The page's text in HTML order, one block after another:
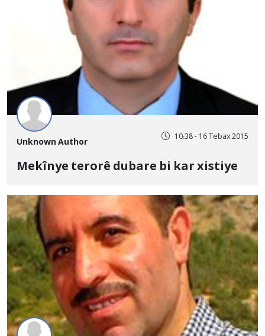
Unknown Author
10:38 - 16 Tebax 2015
Mekînye terorê dubare bi kar xistiye